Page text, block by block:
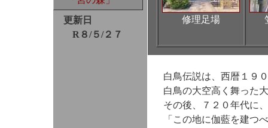
更新日
R８/５/２７
修理足場
白鳥伝説は、西暦１９
白鳥の大空高く舞った
その後、７２０年代に
「この地に伽藍を建つ